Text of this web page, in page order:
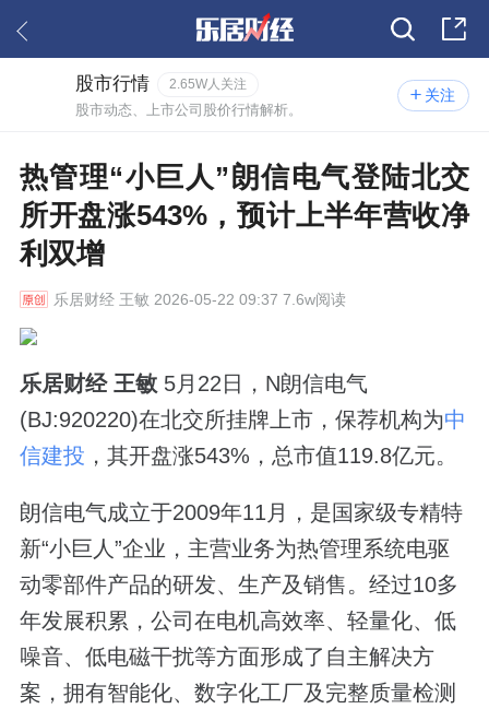
关注
股市行情 2.65W人关注
股市动态、上市公司股价行情解析。
热管理“小巨人”朗信电气登陆北交
所开盘涨543%，预计上半年营收净
利双增
乐居财经王敏 2026-05-22 09:37 7.6w阅读
乐居财经 王敏 5月22日，N朗信电气
(BJ:920220)在北交所挂牌上市，保荐机构为中
信建投 ，其开盘涨543%，总市值119.8亿元。
朗信电气成立于2009年11月，是国家级专精特
新“小巨人”企业，主营业务为热管理系统电驱
动零部件产品的研发、生产及销售。经过10多
年发展积累，公司在电机高效率、轻量化、低
噪音、低电磁干扰等方面形成了自主解决方
案，拥有智能化、数字化工厂及完整质量检测